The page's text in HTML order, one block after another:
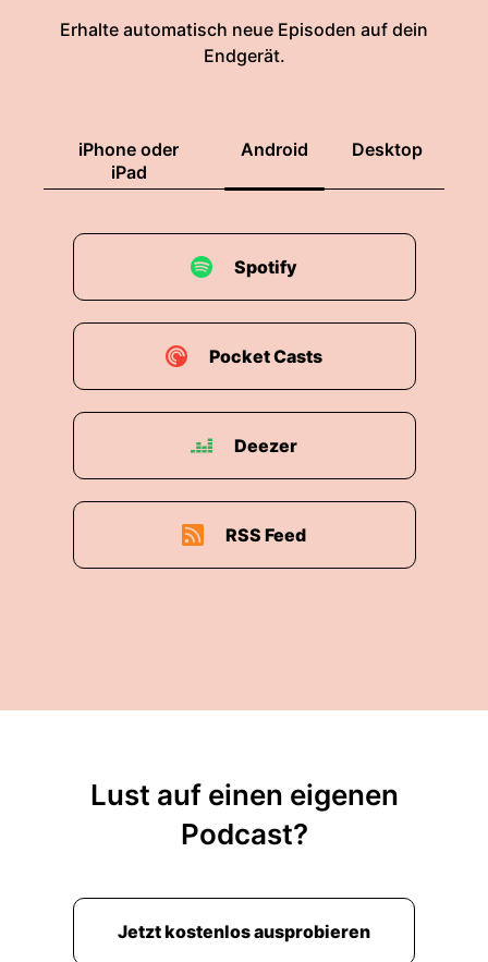
Erhalte automatisch neue Episoden auf dein
Endgerät.
iPhone oder
iPad
Android Desktop
Spotify
Pocket Casts
Deezer
RSS Feed
Lust auf einen eigenen
Podcast?
Jetzt kostenlos ausprobieren